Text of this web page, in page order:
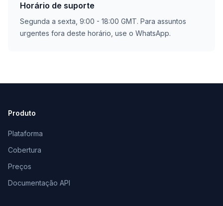
Horário de suporte
Segunda a sexta, 9:00 - 18:00 GMT. Para assuntos
urgentes fora deste horário, use o WhatsApp.
Produto
Plataforma
Cobertura
Preços
Documentação API